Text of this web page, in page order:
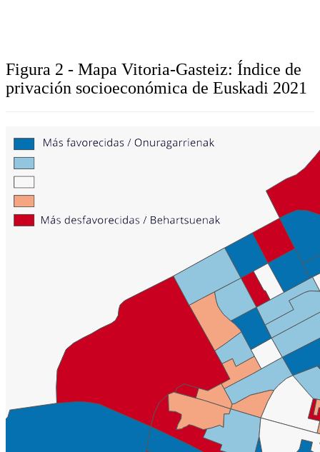
Figura 2 - Mapa Vitoria-Gasteiz: Índice de
privación socioeconómica de Euskadi 2021